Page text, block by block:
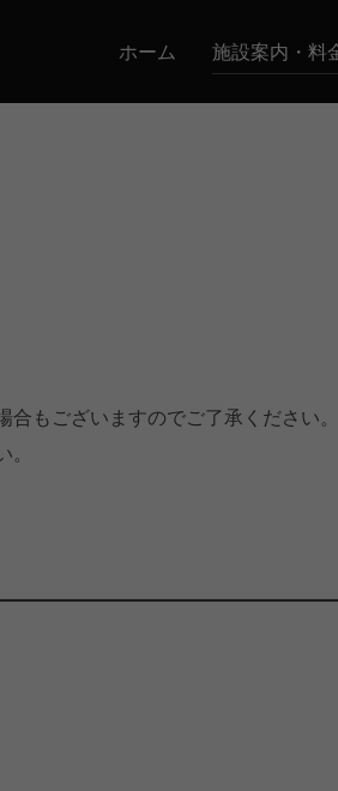
ホーム 施設案内・料
もございますのでご了承ください。